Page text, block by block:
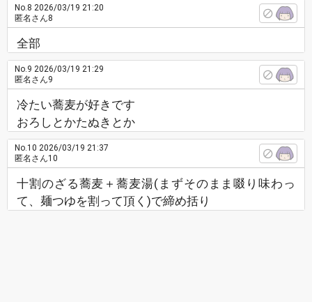
No.8 2026/03/19 21:20
匿名さん8
全部
No.9 2026/03/19 21:29
匿名さん9
冷たい蕎麦が好きです
おろしとかたぬきとか
No.10 2026/03/19 21:37
匿名さん10
十割のざる蕎麦＋蕎麦湯(まずそのまま啜り味わっ
て、麺つゆを割って頂く)で締め括り